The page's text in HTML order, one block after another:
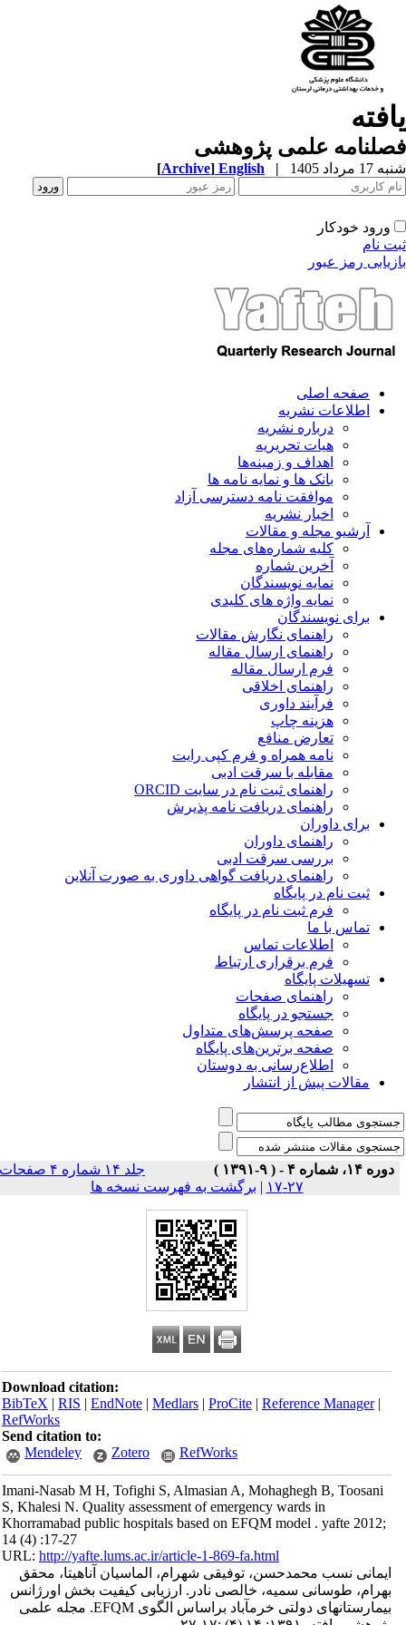
علمی پژوهشی
مرداد 1405 |
English
[Archive]
ورود خودکار
نام
رمز عبور
صفحه اصلی
اطلاعات نشریه
درباره نشریه
هیات تحریریه
اهداف و زمینه‌ها
بانک ها و نمایه نامه ها
موافقت نامه دسترسی آزاد
اخبار نشریه
آرشیو مجله و مقالات
کلیه شماره‌های مجله
آخرین شماره
نمایه نویسندگان
نمایه واژه های کلیدی
برای نویسندگان
راهنمای نگارش مقالات
راهنمای ارسال مقاله
فرم ارسال مقاله
راهنمای اخلاقی
فرآیند داوری
هزینه چاپ
تعارض منافع
نامه همراه و فرم کپی رایت
مقابله با سرقت ادبی
راهنمای ثبت نام در سایت ORCID
راهنمای دریافت نامه پذیرش
برای داوران
راهنمای داوران
بررسی سرقت ادبی
راهنمای دریافت گواهی داوری به صورت آنلاین
ثبت نام در پایگاه
فرم ثبت نام در پایگاه
تماس با ما
اطلاعات تماس
فرم برقراری ارتباط
تسهیلات پایگاه
راهنمای صفحات
جستجو در پایگاه
صفحه پرسش‌های متداول
صفحه برترین‌های پایگاه
اطلاع‌رسانی به دوستان
مقالات پیش از انتشار
دوره ۱۴، شماره ۴ - ( ۹-۱۳۹۱ )
جلد ۱۴ شماره ۴ صفحات
۲۷-۱۷
| برگشت به فهرست نسخه ها
Download citation:
BibTeX|RIS|EndNote|Medlars|ProCite|Reference Manager
RefWorks
Send citation to:
Mendeley
Zotero RefWorks
Imani-Nasab M H, Tofighi S, Almasian A, Mohaghegh B, Toosani
S, Khalesi N. Quality assessment of emergency wards in
Khorramabad public hospitals based on EFQM model . yafte 2012;
14 (4) :17-27
URL:http://yafte.lums.ac.ir/article-1-869-fa.html
ایمانی نسب محمدحسن، توفیقی شهرام، الماسیان آناهیتا، محقق
بهرام، طوسانی سمیه، خالصی نادر. ارزیابی کیفیت بخش اورژانس
بیمارستانهای دولتی خرمآباد براساس الگوی EFQM. مجله علمی